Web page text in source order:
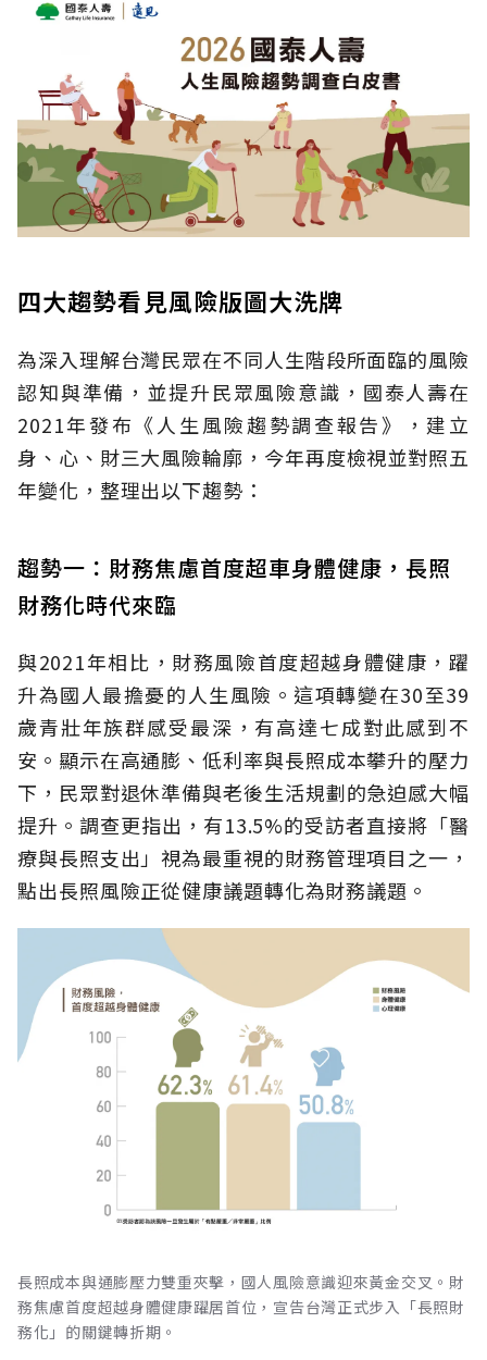
四大趨勢看見風險版圖大洗牌
為深入理解台灣民眾在不同人生階段所面臨的風險
認知與準備，並提升民眾風險意識，國泰人壽在
2021年發布《人生風險趨勢調查報告》，建立
身、心、財三大風險輪廓，今年再度檢視並對照五
年變化，整理出以下趨勢：
趨勢一：財務焦慮首度超車身體健康，長照
財務化時代來臨
與2021年相比，財務風險首度超越身體健康，躍
升為國人最擔憂的人生風險。這項轉變在30至39
歲青壯年族群感受最深，有高達七成對此感到不
安。顯示在高通膨、低利率與長照成本攀升的壓力
下，民眾對退休準備與老後生活規劃的急迫感大幅
提升。調查更指出，有13.5%的受訪者直接將「醫
療與長照支出」視為最重視的財務管理項目之一，
點出長照風險正從健康議題轉化為財務議題。
長照成本與通膨壓力雙重夾擊，國人風險意識迎來黃金交叉。財
務焦慮首度超越身體健康躍居首位，宣告台灣正式步入「長照財
務化」的關鍵轉折期。